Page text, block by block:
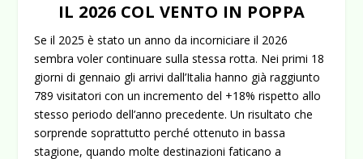
IL 2026 COL VENTO IN POPPA
Se il 2025 è stato un anno da incorniciare il 2026
sembra voler continuare sulla stessa rotta. Nei primi 18
giorni di gennaio gli arrivi dall’Italia hanno già raggiunto
789 visitatori con un incremento del +18% rispetto allo
stesso periodo dell’anno precedente. Un risultato che
sorprende soprattutto perché ottenuto in bassa
stagione, quando molte destinazioni faticano a